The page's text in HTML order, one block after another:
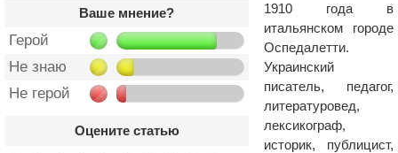
Ваше мнение?
Герой
Не знаю
Не герой
Оцените статью
1910 года в
итальянском городе
Оспедалетти.
Украинский
писатель, педагог,
литературовед,
лексикограф,
историк, публицист,